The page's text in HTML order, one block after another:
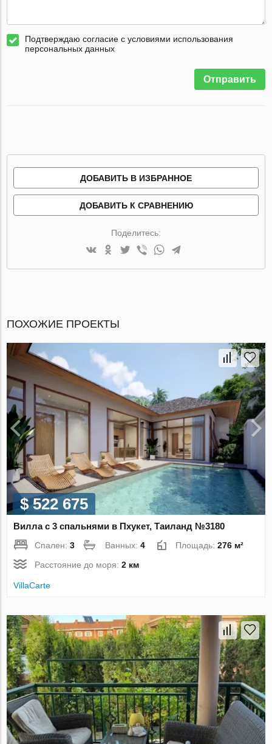
Подтверждаю согласие с условиями использования
персональных данных
Отправить
ДОБАВИТЬ В ИЗБРАННОЕ
ДОБАВИТЬ К СРАВНЕНИЮ
Поделитесь:
ПОХОЖИЕ ПРОЕКТЫ
$ 522 675
Вилла с 3 спальнями в Пхукет, Таиланд №3180
Спален:3 Ванных:4 Площадь:276 м²
Расстояние до моря:2 км
VillaСarte